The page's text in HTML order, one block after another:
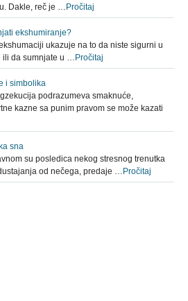
Dakle, reč je …Pročitaj
ekshumiranje?
ukazuje na to da niste sigurni u
ili da sumnjate u …Pročitaj
i simbolika
podrazumeva smaknuće,
kazne sa punim pravom se može kazati
sna
su posledica nekog stresnog trenutka
od nečega, predaje …Pročitaj